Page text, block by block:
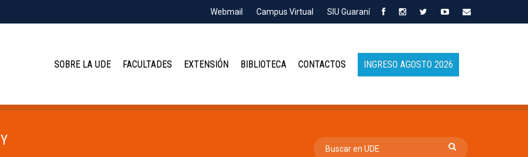
Webmail Campus Virtual SIU Guaraní
SOBRE LA UDE FACULTADES EXTENSIÓN BIBLIOTECA CONTACTOS INGRESO AGOSTO 2026